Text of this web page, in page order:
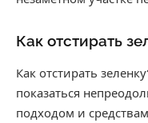
Как отстирать
Как отстирать
показаться
подходом и